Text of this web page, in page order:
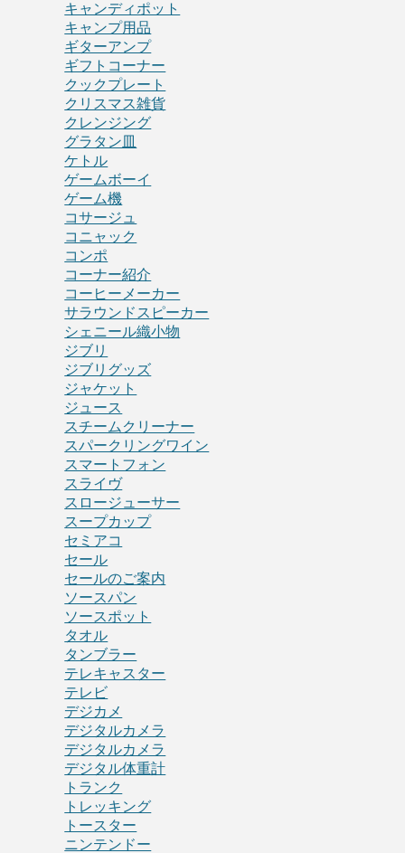
キャンディポット
キャンプ用品
ギターアンプ
ギフトコーナー
クックプレート
クリスマス雑貨
クレンジング
グラタン皿
ケトル
ゲームボーイ
ゲーム機
コサージュ
コニャック
コンポ
コーナー紹介
コーヒーメーカー
サラウンドスピーカー
シェニール織小物
ジブリ
ジブリグッズ
ジャケット
ジュース
スチームクリーナー
スパークリングワイン
スマートフォン
スライヴ
スロージューサー
スープカップ
セミアコ
セール
セールのご案内
ソースパン
ソースポット
タオル
タンブラー
テレキャスター
テレビ
デジカメ
デジタルカメラ
デジタルカメラ
デジタル体重計
トランク
トレッキング
トースター
ニンテンドー